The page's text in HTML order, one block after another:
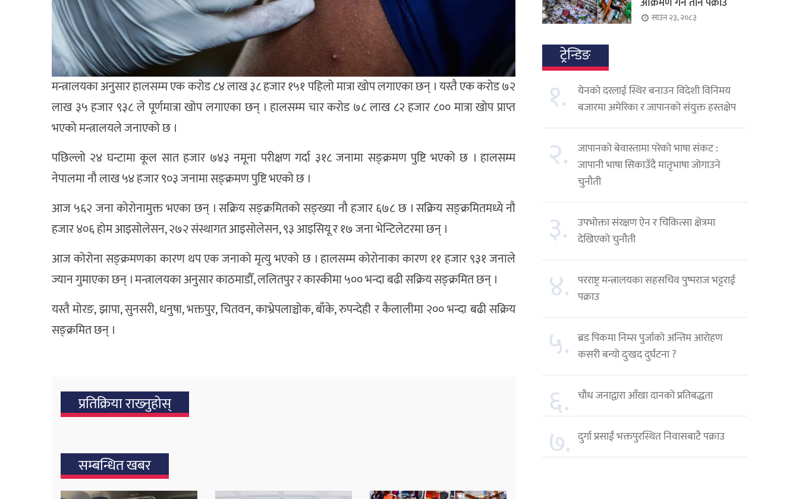
मन्त्रालयका अनुसार हालसम्म एक करोड ८४ लाख ३८ हजार १५१ पहिलो मात्रा खोप लगाएका छन् । यस्तै एक करोड ७२
लाख ३५ हजार ९३८ ले पूर्णमात्रा खोप लगाएका छन् । हालसम्म चार करोड ७८ लाख ८२ हजार ८०० मात्रा खोप प्राप्त
भएको मन्त्रालयले जनाएको छ ।
पछिल्लो २४ घन्टामा कूल सात हजार ७४३ नमूना परीक्षण गर्दा ३१८ जनामा सङ्क्रमण पुष्टि भएको छ । हालसम्म
नेपालमा नौ लाख ५४ हजार ९०३ जनामा सङ्क्रमण पुष्टि भएको छ ।
आज ५६२ जना कोरोनामुक्त भएका छन् । सक्रिय सङ्क्रमितको सङ्ख्या नौ हजार ६७८ छ । सक्रिय सङ्क्रमितमध्ये नौ
हजार ४०६ होम आइसोलेसन, २७२ संस्थागत आइसोलेसन, ९३ आइसियू र १७ जना भेन्टिलेटरमा छन् ।
आज कोरोना सङ्क्रमणका कारण थप एक जनाको मृत्यु भएको छ । हालसम्म कोरोनाका कारण ११ हजार ९३१ जनाले
ज्यान गुमाएका छन् । मन्त्रालयका अनुसार काठमाडौँ, ललितपुर र कास्कीमा ५०० भन्दा बढी सक्रिय सङ्क्रमित छन् ।
यस्तै मोरङ, झापा, सुनसरी, धनुषा, भक्तपुर, चितवन, काभ्रेपलाञ्चोक, बाँके, रुपन्देही र कैलालीमा २०० भन्दा बढी सक्रिय
सङ्क्रमित छन् ।
प्रतिक्रिया राख्‍नुहोस्
सम्बन्धित खबर
साउन २३, २०८३
ट्रेन्डिङ
१.
येनको दरलाई स्थिर बनाउन विदेशी विनिमय
बजारमा अमेरिका र जापानको संयुक्त हस्तक्षेप
२.
जापानको बेवास्तामा परेको भाषा संकट :
जापानी भाषा सिकाउँदै मातृभाषा जोगाउने
चुनौती
३.
उपभोक्ता संरक्षण ऐन र चिकित्सा क्षेत्रमा
देखिएको चुनौती
४. परराष्ट्र मन्त्रालयका सहसचिव पुष्पराज भट्टराई
पक्राउ
५. ब्रड पिकमा निम्स पुर्जाको अन्तिम आरोहण
कसरी बन्यो दुःखद दुर्घटना ?
६. चौध जनाद्वारा आँखा दानको प्रतिबद्धता
७. दुर्गा प्रसाईं भक्तपुरस्थित निवासबाटै पक्राउ